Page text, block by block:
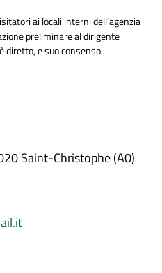
ai locali interni dell’agenzia
preliminare al dirigente
diretto, e suo consenso.
Saint-Christophe (A0)